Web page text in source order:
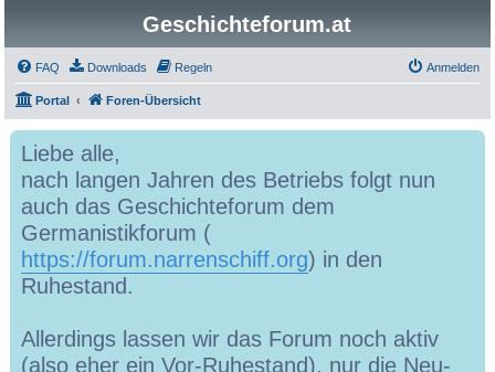
Geschichteforum.at
FAQ Downloads Regeln Anmelden
Portal Foren-Übersicht
Liebe alle,
nach langen Jahren des Betriebs folgt nun
auch das Geschichteforum dem
Germanistikforum (
https://forum.narrenschiff.org) in den
Ruhestand.
Allerdings lassen wir das Forum noch aktiv
(also eher ein Vor-Ruhestand), nur die Neu-